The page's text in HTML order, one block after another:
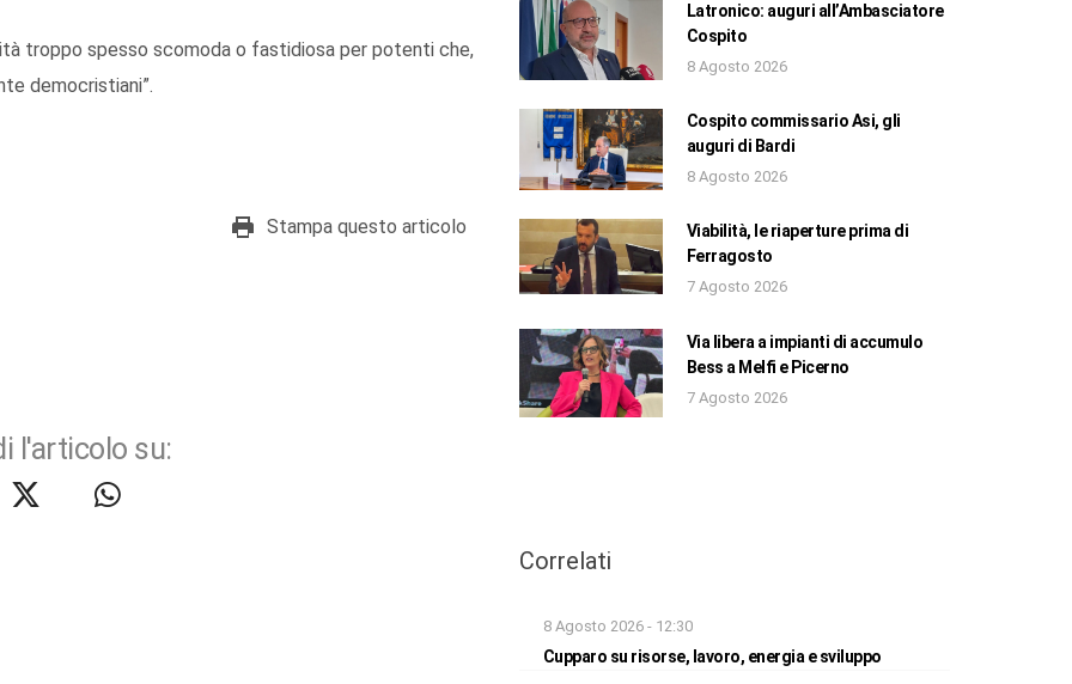
troppo spesso scomoda o fastidiosa per potenti che,
democristiani”.
Stampa questo articolo
l'articolo su:
Latronico: auguri all’Ambasciatore
Cospito
8 Agosto 2026
Cospito commissario Asi, gli
auguri di Bardi
8 Agosto 2026
Viabilità, le riaperture prima di
Ferragosto
7 Agosto 2026
Via libera a impianti di accumulo
Bess a Melfi e Picerno
7 Agosto 2026
Correlati
8 Agosto 2026 - 12:30
Cupparo su risorse, lavoro, energia e sviluppo